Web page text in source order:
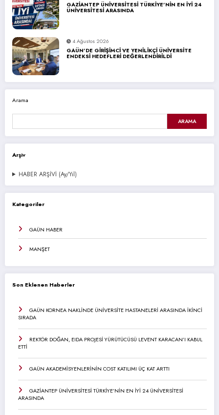
GAZİANTEP ÜNİVERSİTESİ TÜRKİYE’NİN EN İYİ 24
ÜNİVERSİTESİ ARASINDA
4 Ağustos 2026
GAÜN’DE GİRİŞİMCİ VE YENİLİKÇİ ÜNİVERSİTE
ENDEKSİ HEDEFLERİ DEĞERLENDİRİLDİ
Arama
ARAMA
Arşiv
HABER ARŞİVİ (Ay/Yıl)
Kategoriler
GAÜN HABER
MANŞET
Son Eklenen Haberler
GAÜN KORNEA NAKLİNDE ÜNİVERSİTE HASTANELERİ ARASINDA İKİNCİ
SIRADA
REKTÖR DOĞAN, EIDA PROJESİ YÜRÜTÜCÜSÜ LEVENT KARACAN’I KABUL
ETTİ
GAÜN AKADEMİSYENLERİNİN COST KATILIMI ÜÇ KAT ARTTI
GAZİANTEP ÜNİVERSİTESİ TÜRKİYE’NİN EN İYİ 24 ÜNİVERSİTESİ
ARASINDA